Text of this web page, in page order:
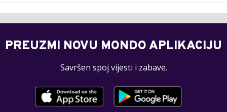
PREUZMI NOVU MONDO APLIKACIJU
Savršen spoj vijesti i zabave.